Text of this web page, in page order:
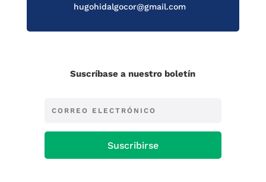
hugohidalgocor@gmail.com
Suscríbase a nuestro boletín
Suscribirse